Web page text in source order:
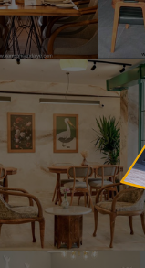
yapısı uzun süreli
hem de profesyonel
ofis bekleme
sunan estetik ve